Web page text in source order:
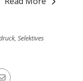
,Selektives